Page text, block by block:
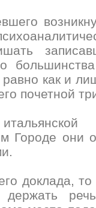
как и
почетной
Городе они
доклада,
держать